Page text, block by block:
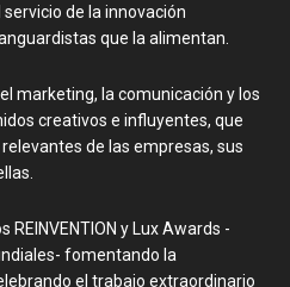
de la innovación
que la alimentan.
marketing, la comunicación y los
creativos e influyentes, que
de las empresas, sus
y Lux Awards -
fomentando la
el trabajo extraordinario